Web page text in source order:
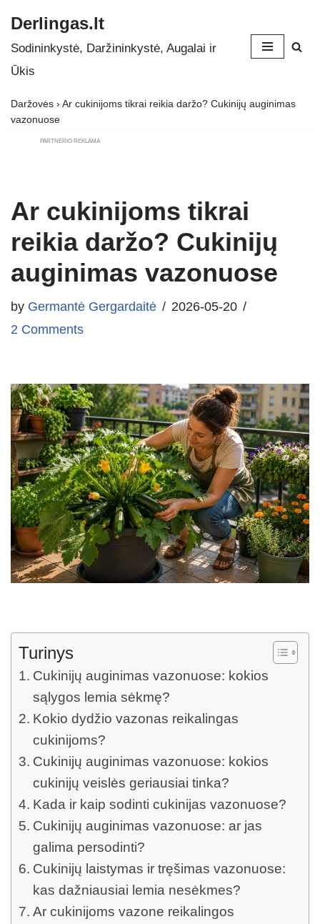
Skip
to
Derlingas.lt
Sodininkystė, Daržininkystė, Augalai ir
Ūkis
Daržovės › Ar cukinijoms tikrai reikia daržo? Cukinijų auginimas
vazonuose
PARTNERIO REKLAMA
Ar cukinijoms tikrai
reikia daržo? Cukinijų
auginimas vazonuose
by Germantė Gergardaitė
2026-05-20
2 Comments
Turinys
Cukinijų auginimas vazonuose: kokios
sąlygos lemia sėkmę?
Kokio dydžio vazonas reikalingas
cukinijoms?
Cukinijų auginimas vazonuose: kokios
cukinijų veislės geriausiai tinka?
Kada ir kaip sodinti cukinijas vazonuose?
Cukinijų auginimas vazonuose: ar jas
galima persodinti?
Cukinijų laistymas ir tręšimas vazonuose:
kas dažniausiai lemia nesėkmes?
Ar cukinijoms vazone reikalingos